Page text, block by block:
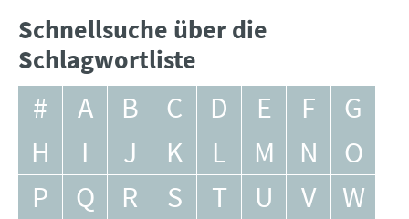
Schnellsuche über die
Schlagwortliste
# A B C D E F
G
H
I J K L M N
O
P
Q R S T U V
W